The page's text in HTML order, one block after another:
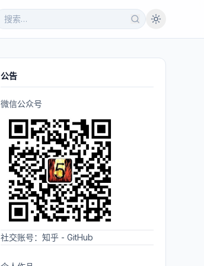
公告
微信公众号
社交账号： 知乎 - GitHub